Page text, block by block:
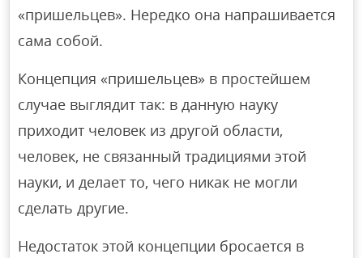
«пришельцев». Нередко она напрашивается
сама собой.
Концепция «пришельцев» в простейшем
случае выглядит так: в данную науку
приходит человек из другой области,
человек, не связанный традициями этой
науки, и делает то, чего никак не могли
сделать другие.
Недостаток этой концепции бросается в